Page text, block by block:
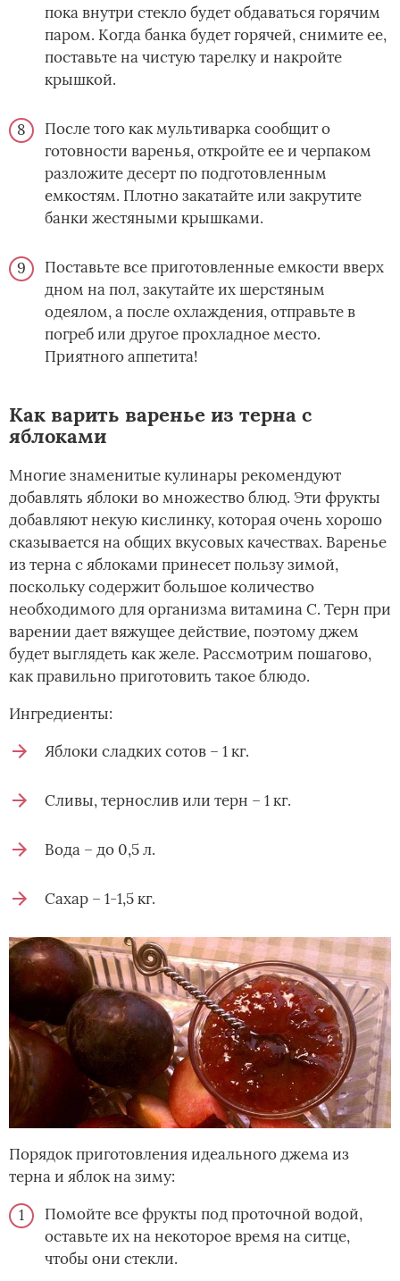
пока внутри стекло будет обдаваться горячим
паром. Когда банка будет горячей, снимите ее,
поставьте на чистую тарелку и накройте
крышкой.
После того как мультиварка сообщит о
готовности варенья, откройте ее и черпаком
разложите десерт по подготовленным
емкостям. Плотно закатайте или закрутите
банки жестяными крышками.
Поставьте все приготовленные емкости вверх
дном на пол, закутайте их шерстяным
одеялом, а после охлаждения, отправьте в
погреб или другое прохладное место.
Приятного аппетита!
Как варить варенье из терна с
яблоками
Многие знаменитые кулинары рекомендуют
добавлять яблоки во множество блюд. Эти фрукты
добавляют некую кислинку, которая очень хорошо
сказывается на общих вкусовых качествах. Варенье
из терна с яблоками принесет пользу зимой,
поскольку содержит большое количество
необходимого для организма витамина С. Терн при
варении дает вяжущее действие, поэтому джем
будет выглядеть как желе. Рассмотрим пошагово,
как правильно приготовить такое блюдо.
Ингредиенты:
Яблоки сладких сотов – 1 кг.
Сливы, тернослив или терн – 1 кг.
Вода – до 0,5 л.
Сахар – 1-1,5 кг.
Порядок приготовления идеального джема из
терна и яблок на зиму:
Помойте все фрукты под проточной водой,
оставьте их на некоторое время на ситце,
чтобы они стекли.